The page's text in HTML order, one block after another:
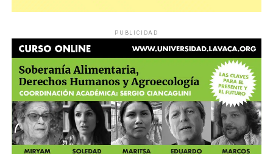
PUBLICIDAD